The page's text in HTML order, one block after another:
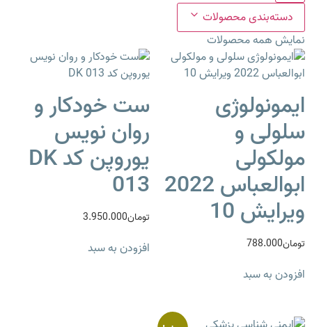
دسته‌بندی محصولات
همه محصولات
و
ابوالعباس 2022
10
788.000
به سبد
ست خودکار و
روان نویس
یوروپن کد DK
013
تومان3.950.000
افزودن به سبد